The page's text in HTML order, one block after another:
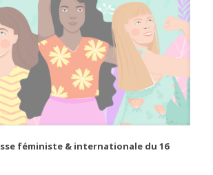
féministe & internationale du 16